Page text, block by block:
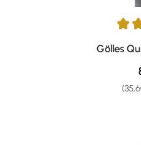
Durchschnittliche
Gölles